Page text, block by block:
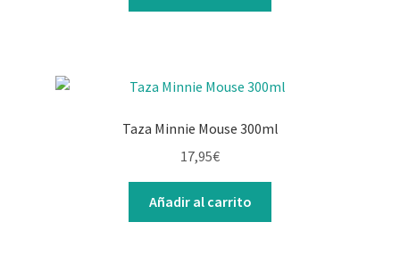
Taza Minnie Mouse 300ml
17,95€
Añadir al carrito